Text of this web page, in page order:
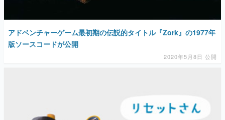
アドベンチャーゲーム最初期の伝説的タイトル『Zork』の1977年
版ソースコードが公開
2020年5月8日 公開